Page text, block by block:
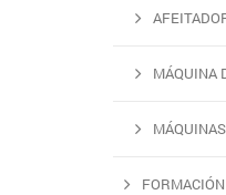
MÁQUINA
FORMACIÓN